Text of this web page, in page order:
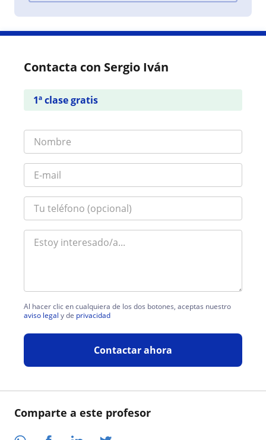
Comparte a este profesor
Contacta con Sergio Iván
1ª clase gratis
Al hacer clic en cualquiera de los dos botones, aceptas nuestro
aviso legal y de privacidad
Contactar ahora